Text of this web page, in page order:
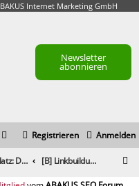
Internet Marketing GmbH
Newsletter
abonnieren
Anmelden
Registrieren
Marktplatz: Dienstleistungen [B] Linkbuildung/Blogtexte/Bewertungenstexte oder sonstiges